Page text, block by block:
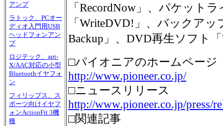
アンプ
ラトック、PCオー
ディオ入門用USB
ヘッドフォンアン
プ
ロジテック、apt-
X/AAC対応の小型
Bluetoothイヤフォ
ン
フィリップス、ス
ポーツ向けイヤフ
ォンActionFit 3機
種
「RecordNow」、パケット
「WriteDVD!」、バックアッ
Backup」、DVD再生ソフト
□パイオニアのホームページ
http://www.pioneer.co.jp/
□ニュースリリース
http://www.pioneer.co.jp/press/
□関連記事